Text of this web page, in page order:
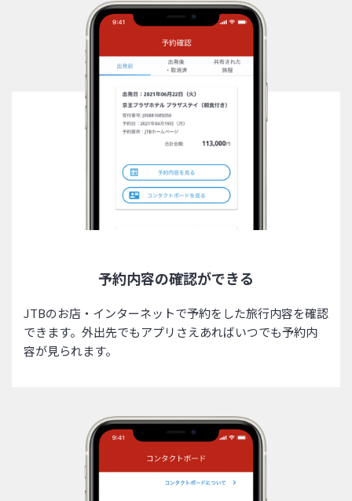
予約内容の確認ができる
JTBのお店・インターネットで予約をした旅行内容を確認
できます。外出先でもアプリさえあればいつでも予約内
容が見られます。